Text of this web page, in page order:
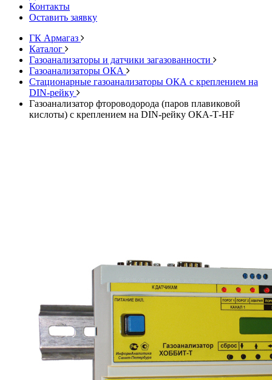
Контакты
Оставить заявку
ГК Армагаз
Каталог
Газоанализаторы и датчики загазованности
Газоанализаторы ОКА
Стационарные газоанализаторы ОКА с креплением на
DIN-рейку
Газоанализатор фтороводорода (паров плавиковой
кислоты) с креплением на DIN-рейку ОКА-Т-HF